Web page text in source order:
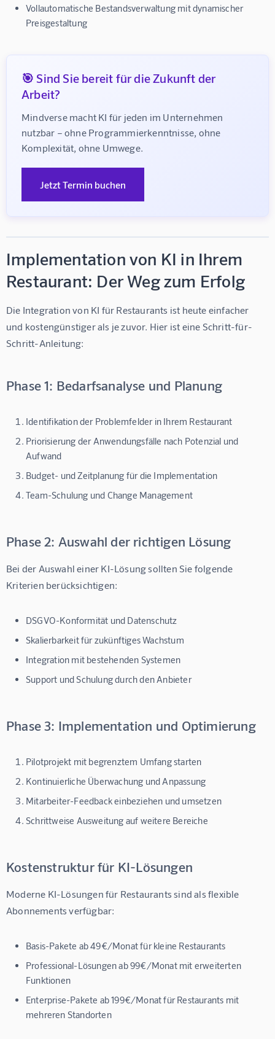
Vollautomatische Bestandsverwaltung mit dynamischer
Preisgestaltung
🎯 Sind Sie bereit für die Zukunft der
Arbeit?
Mindverse macht KI für jeden im Unternehmen
nutzbar – ohne Programmierkenntnisse, ohne
Komplexität, ohne Umwege.
Jetzt Termin buchen
Implementation von KI in Ihrem
Restaurant: Der Weg zum Erfolg
Die Integration von KI für Restaurants ist heute einfacher
und kostengünstiger als je zuvor. Hier ist eine Schritt-für-
Schritt-Anleitung:
Phase 1: Bedarfsanalyse und Planung
Identifikation der Problemfelderin Ihrem Restaurant
Priorisierung der Anwendungsfälle nach Potenzial und
Aufwand
Budget- und Zeitplanung für die Implementation
Team-Schulung und Change Management
Phase 2: Auswahl der richtigen Lösung
Bei der Auswahl einer KI-Lösung sollten Sie folgende
Kriterien berücksichtigen:
DSGVO-Konformität und Datenschutz
Skalierbarkeitfür zukünftiges Wachstum
Integration mit bestehenden Systemen
Support und Schulungdurch den Anbieter
Phase 3: Implementation und Optimierung
Pilotprojekt mit begrenztem Umfang starten
Kontinuierliche Überwachung und Anpassung
Mitarbeiter-Feedbackeinbeziehen und umsetzen
Schrittweise Ausweitung auf weitere Bereiche
Kostenstruktur für KI-Lösungen
Moderne KI-Lösungen für Restaurants sind als flexible
Abonnements verfügbar:
Basis-Pakete ab 49€/Monat für kleine Restaurants
Professional-Lösungenab 99€/Monat mit erweiterten
Funktionen
Enterprise-Pakete ab 199€/Monat für Restaurants mit
mehreren Standorten